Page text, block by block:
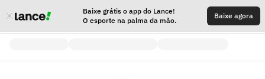
Baixe grátis o app do Lance!
O esporte na palma da mão.
Baixe agora